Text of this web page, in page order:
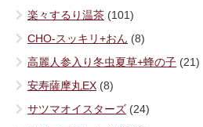
楽々するり温茶 (101)
CHO-スッキリ+おん (8)
高麗人参入り冬虫夏草+蜂の子 (21)
安寿薩摩丸EX (8)
サツマオイスターズ (24)